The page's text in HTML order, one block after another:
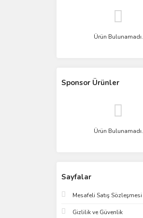
Ürün Bulunamadı.
Sponsor Ürünler
Ürün Bulunamadı.
Sayfalar
Mesafeli Satış Sözleşmesi
Gizlilik ve Güvenlik